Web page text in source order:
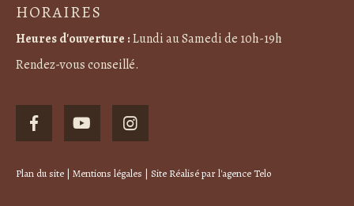
HORAIRES
Heures d'ouverture :Lundi au Samedi de 10h-19h
Rendez-vous conseillé.
Plan du site | Mentions légales | Site Réalisé parl'agence Telo